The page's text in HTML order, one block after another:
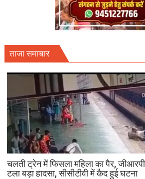
ताजा समाचार
चलती ट्रेन में फिसला महिला का पैर, जीआरपी
टला बड़ा हादसा, सीसीटीवी में कैद हुई घटना